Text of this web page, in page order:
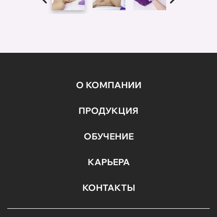
О КОМПАНИИ
ПРОДУКЦИЯ
ОБУЧЕНИЕ
КАРЬЕРА
КОНТАКТЫ